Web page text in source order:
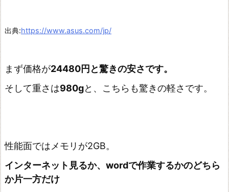
出典:https://www.asus.com/jp/
まず価格が24480円と驚きの安さです。
そして重さは980gと、こちらも驚きの軽さです。
性能面ではメモリが2GB。
インターネット見るか、wordで作業するかのどちら
か片一方だけ